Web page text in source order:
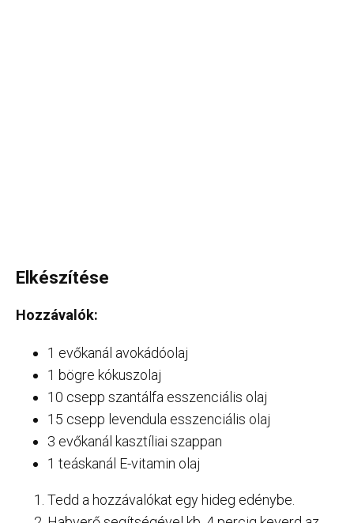
Elkészítése
Hozzávalók:
1 evőkanál avokádóolaj
1 bögre kókuszolaj
10 csepp szantálfa esszenciális olaj
15 csepp levendula esszenciális olaj
3 evőkanál kasztíliai szappan
1 teáskanál E-vitamin olaj
Tedd a hozzávalókat egy hideg edénybe.